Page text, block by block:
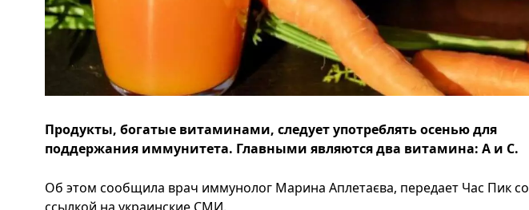
Продукты, богатые витаминами, следует употреблять осенью для
поддержания иммунитета. Главными являются два витамина: А и С.
Об этом сообщила врач иммунолог Марина Аплетаєва, передает Час Пик со